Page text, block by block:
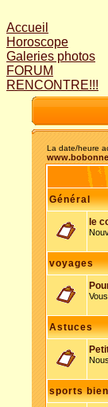
Accueil
Horoscope
Galeries photos
FORUM
RENCONTRE!!!
La date/heure
Général
le
voyages
Astuces
sports